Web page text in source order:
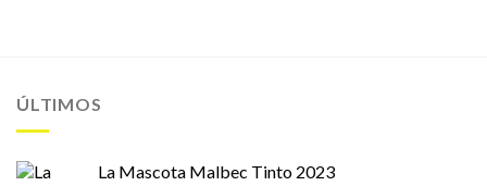
ÚLTIMOS
La Mascota Malbec Tinto 2023